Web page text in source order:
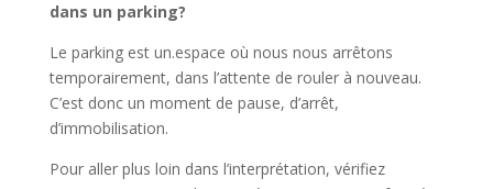
dans un parking?
Le parking est un.espace où nous nous arrêtons
temporairement, dans l’attente de rouler à nouveau.
C’est donc un moment de pause, d’arrêt,
d’immobilisation.
Pour aller plus loin dans l’interprétation, vérifiez